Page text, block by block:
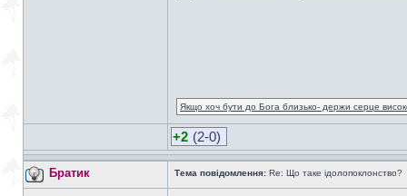
Якщо хоч бути до Бога близько- держи серце
+2 (2-0)
Братик Тема повідомлення: Re: Що таке ідолопоклонство?